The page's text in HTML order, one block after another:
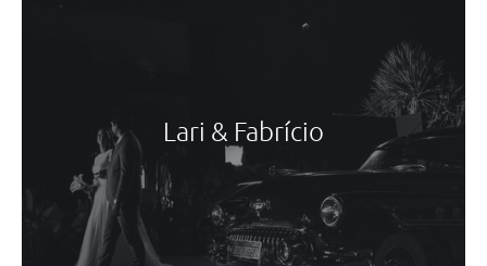
Lari & Fabrício